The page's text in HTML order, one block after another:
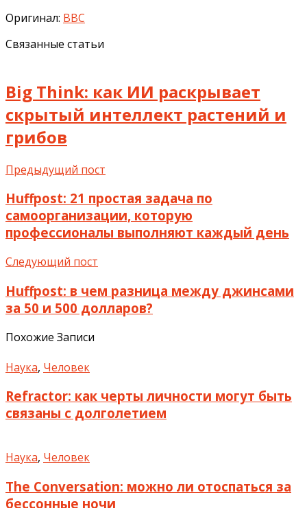
Оригинал: BBC
Связанные статьи
Big Think: как ИИ раскрывает
скрытый интеллект растений и
грибов
Предыдущий пост
Huffpost: 21 простая задача по
самоорганизации, которую
профессионалы выполняют каждый день
Следующий пост
Huffpost: в чем разница между джинсами
за 50 и 500 долларов?
Похожие Записи
Наука, Человек
Refractor: как черты личности могут быть
связаны с долголетием
Наука, Человек
The Conversation: можно ли отоспаться за
бессонные ночи